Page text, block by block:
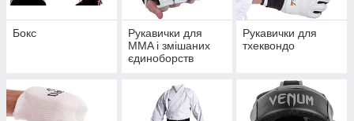
Бокс
Рукавички для
MMA і змішаних
єдиноборств
Рукавички для
тхеквондо